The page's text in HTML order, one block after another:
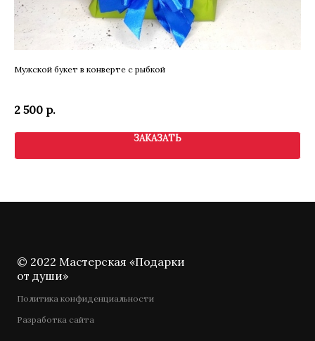
Мужской букет в конверте с рыбкой
2 500 р.
ЗАКАЗАТЬ
© 2022 Мастерская «Подарки
от души»
Политика конфиденциальности
Разработка сайта